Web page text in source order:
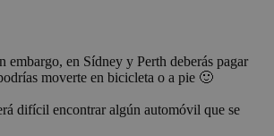
embargo, en Sídney y Perth deberás pagar
moverte en bicicleta o a pie 🙂
difícil encontrar algún automóvil que se